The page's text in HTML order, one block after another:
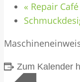
« Repair
Zum Kalender